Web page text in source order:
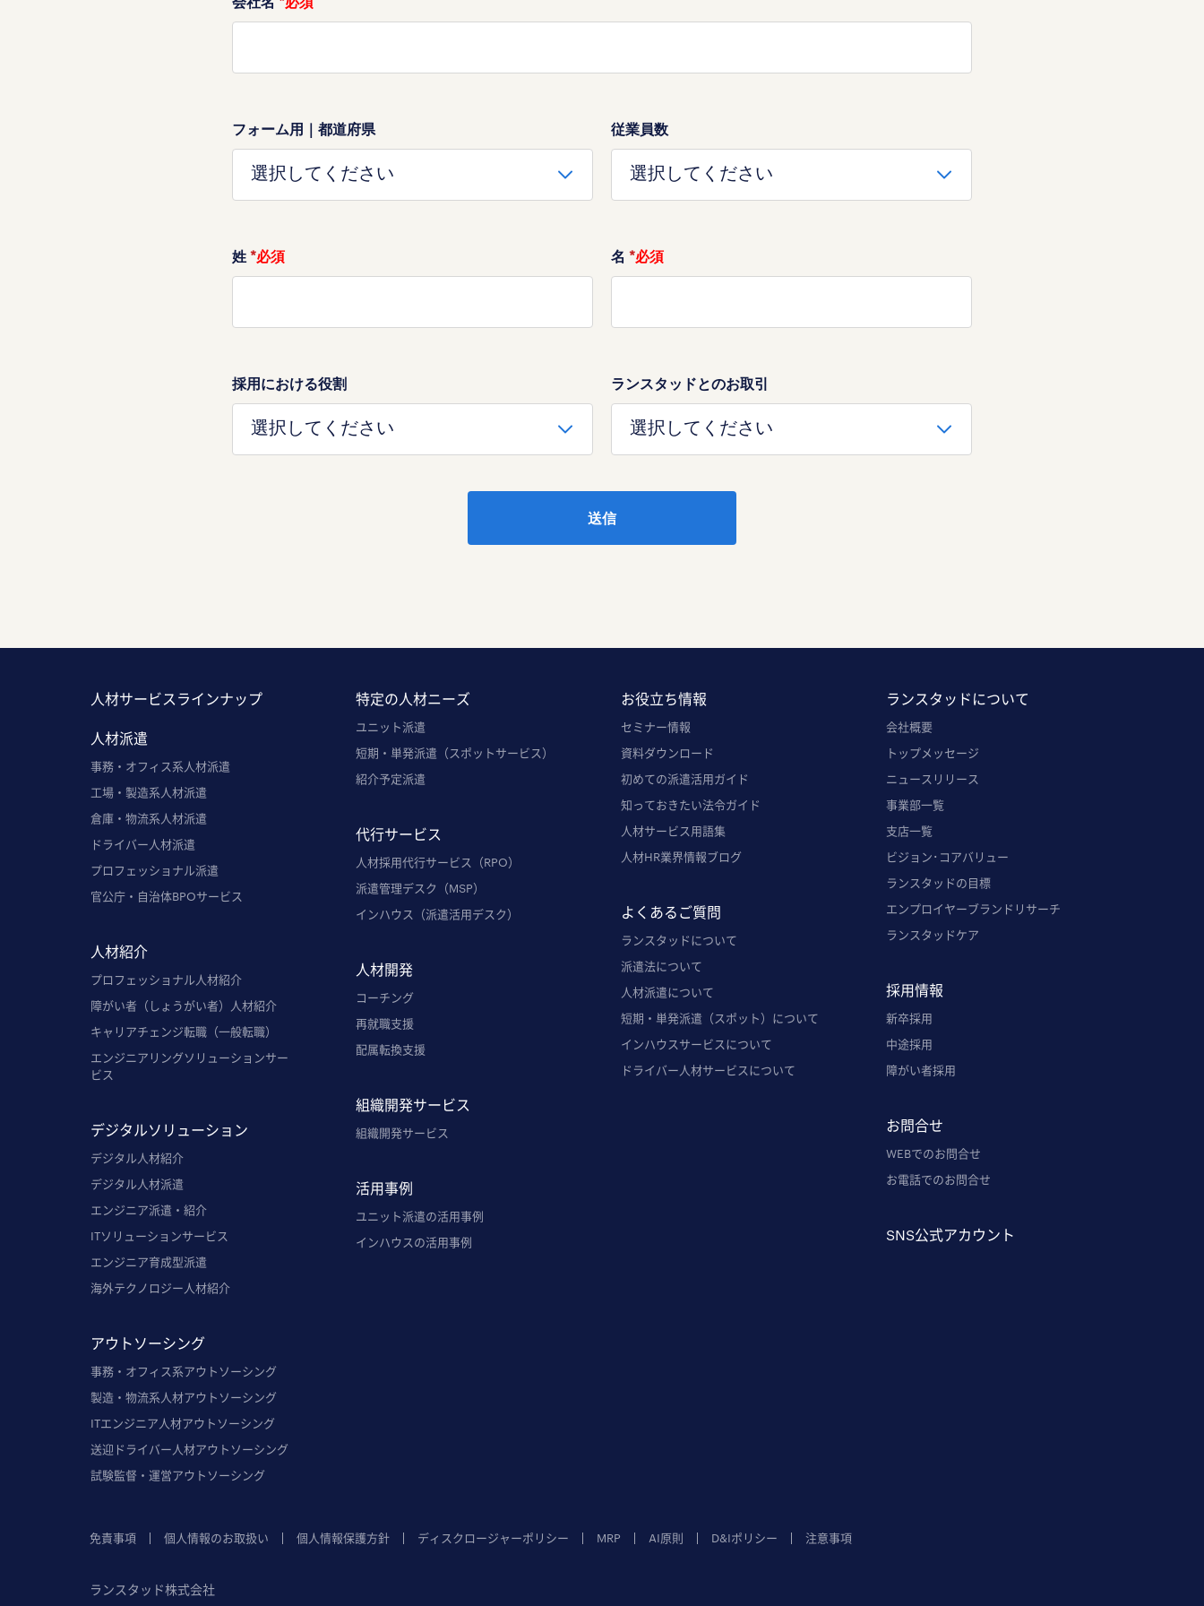
フォーム用｜都道府県 従業員数
姓 * 名 *
採用における役割 ランスタッドとのお取引
人材サービスラインナップ
人材派遣
事務・オフィス系人材派遣
工場・製造系人材派遣
倉庫・物流系人材派遣
ドライバー人材派遣
プロフェッショナル派遣
官公庁・自治体BPOサービス
人材紹介
プロフェッショナル人材紹介
障がい者（しょうがい者）人材紹介
キャリアチェンジ転職（一般転職）
エンジニアリングソリューションサー
ビス
デジタルソリューション
デジタル人材紹介
デジタル人材派遣
エンジニア派遣・紹介
ITソリューションサービス
エンジニア育成型派遣
海外テクノロジー人材紹介
アウトソーシング
事務・オフィス系アウトソーシング
製造・物流系人材アウトソーシング
ITエンジニア人材アウトソーシング
送迎ドライバー人材アウトソーシング
試験監督・運営アウトソーシング
特定の人材ニーズ
ユニット派遣
短期・単発派遣（スポットサービス）
紹介予定派遣
代行サービス
人材採用代行サービス（RPO）
派遣管理デスク（MSP）
インハウス（派遣活用デスク）
人材開発
コーチング
再就職支援
配属転換支援
組織開発サービス
組織開発サービス
活用事例
ユニット派遣の活用事例
インハウスの活用事例
お役立ち情報
セミナー情報
資料ダウンロード
初めての派遣活用ガイド
知っておきたい法令ガイド
人材サービス用語集
人材HR業界情報ブログ
よくあるご質問
ランスタッドについて
派遣法について
人材派遣について
短期・単発派遣（スポット）について
インハウスサービスについて
ドライバー人材サービスについて
ランスタッドについて
会社概要
トップメッセージ
ニュースリリース
事業部一覧
支店一覧
ビジョン･コアバリュー
ランスタッドの目標
エンプロイヤーブランドリサーチ
ランスタッドケア
採用情報
新卒採用
中途採用
障がい者採用
お問合せ
WEBでのお問合せ
お電話でのお問合せ
SNS公式アカウント
免責事項 個人情報のお取扱い 個人情報保護方針 ディスクロージャーポリシー MRP AI原則 D&Iポリシー 注意事項
ランスタッド株式会社